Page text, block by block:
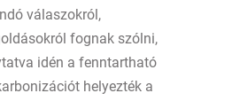
válaszokról,
fognak szólni,
idén a fenntartható
helyezték a